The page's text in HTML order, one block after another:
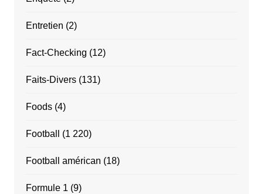
Entretien (2)
Fact-Checking (12)
Faits-Divers(131)
Foods(4)
Football (1 220)
Football américan (18)
Formule 1 (9)